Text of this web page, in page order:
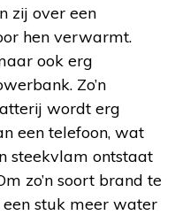
zij over een
hen verwarmt.
ook erg
Zo’n
wordt erg
een telefoon, wat
steekvlam ontstaat
zo’n soort brand te
stuk meer water